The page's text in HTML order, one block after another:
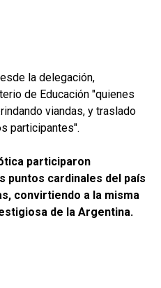
la delegación,
de Educación "quienes
viandas, y traslado
participantes".
participaron
puntos cardinales del país
convirtiendo a la misma
de la Argentina.